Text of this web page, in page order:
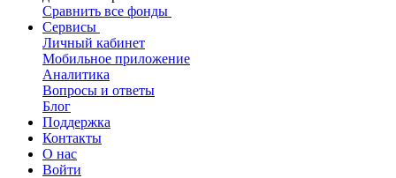
Сравнить все фонды
Сервисы
Личный кабинет
Мобильное приложение
Аналитика
Вопросы и ответы
Блог
Поддержка
Контакты
О нас
Войти